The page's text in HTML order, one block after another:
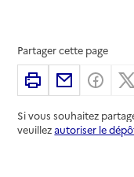
Partager cette page
ImprimerPartager
Si vous souhaitez
veuillezautoriser le